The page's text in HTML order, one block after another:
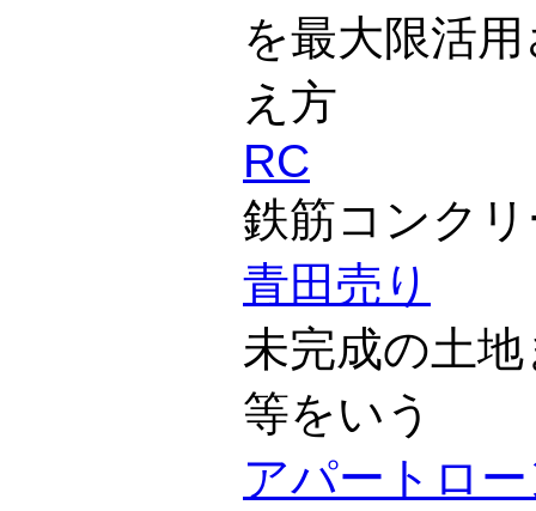
を最大限活
え方
RC
鉄筋コンク
青田売り
未完成の土
等をいう
アパートロ